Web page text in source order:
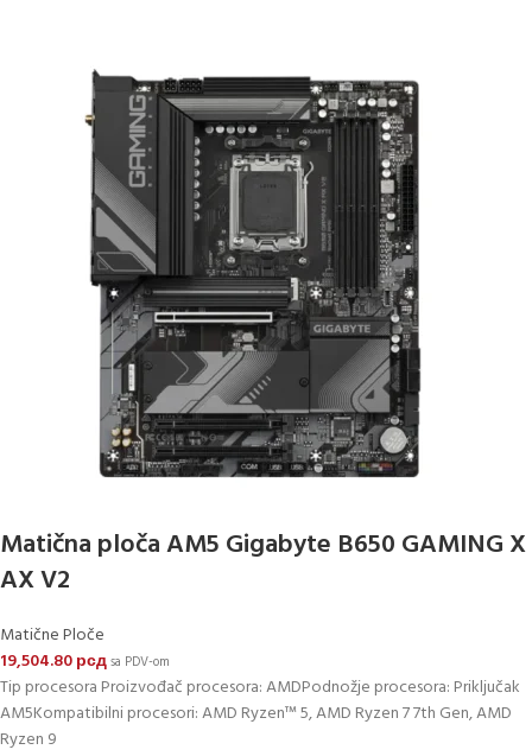
Matična ploča AM5 Gigabyte B650 GAMING X
AX V2
Matične Ploče
19,504.80рсдsa PDV-om
Tip procesora Proizvođač procesora: AMDPodnožje procesora: Priključak
AM5Kompatibilni procesori: AMD Ryzen™ 5, AMD Ryzen 7 7th Gen, AMD
Ryzen 9